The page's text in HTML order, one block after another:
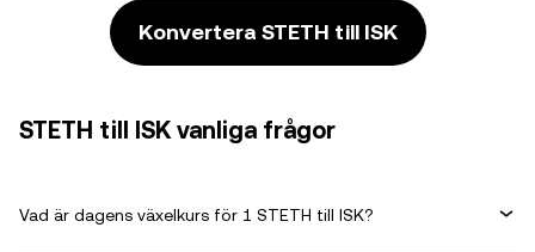
Konvertera STETH till ISK
STETH till ISK vanliga frågor
Vad är dagens växelkurs för 1 STETH till ISK?